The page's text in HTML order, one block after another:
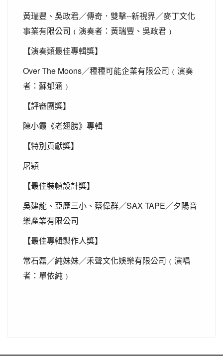
黃瑞豐、吳政君／傳奇．雙擊--新視界／麥丁文化
事業有限公司﹙演奏者：黃瑞豐、吳政君﹚
【演奏類最佳專輯獎】
Over The Moons／種種可能企業有限公司﹙演奏
者：蘇郁涵﹚
【評審團獎】
陳小霞《老翅膀》專輯
【特別貢獻獎】
屠穎
【最佳裝幀設計獎】
吳建龍、亞歷三小、蔡偉群／SAX TAPE ／夕陽音
樂產業有限公司
【最佳專輯製作人獎】
常石磊／純妹妹／禾聲文化娛樂有限公司﹙演唱
者：單依純﹚